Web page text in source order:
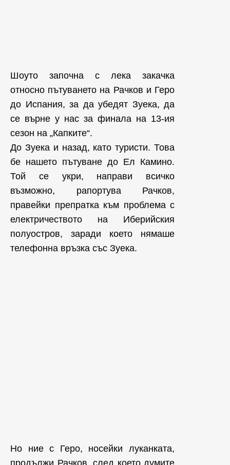
Шоуто започна с лека закачка
относно пътуването на Рачков и Геро
до Испания, за да убедят Зуека, да
се върне у нас за финала на 13-ия
сезон на „Капките“.
До Зуека и назад, като туристи. Това
бе нашето пътуване до Ел Камино.
Той се укри, направи всичко
възможно, рапортува Рачков,
правейки препратка към проблема с
електричеството на Иберийския
полуостров, заради което нямаше
телефонна връзка със Зуека.
Но ние с Геро, носейки луканката,
продължи Рачков, след което думите